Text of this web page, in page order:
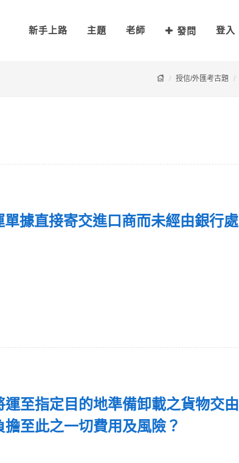
新手上路 主題 老師 發問 登入
授信/外匯考古題
據直接寄交進口商而未經由銀行處
至指定目的地準備卸載之貨物交由
擔至此之一切費用及風險？